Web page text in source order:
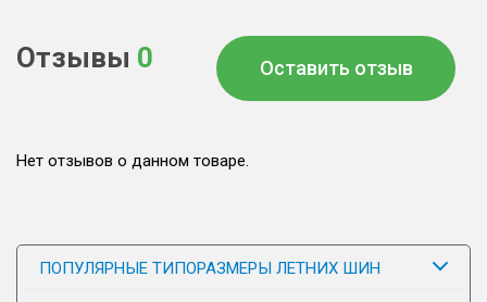
Отзывы 0 Оставить отзыв
Нет отзывов о данном товаре.
ПОПУЛЯРНЫЕ ТИПОРАЗМЕРЫ ЛЕТНИХ ШИН